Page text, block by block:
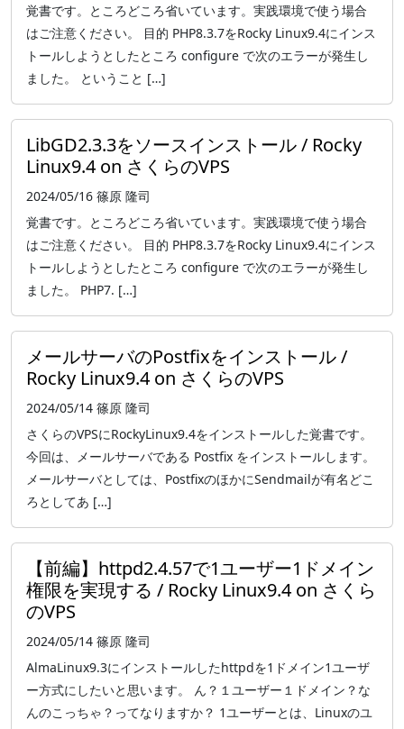
覚書です。ところどころ省いています。実践環境で使う場合
はご注意ください。 目的 PHP8.3.7をRocky Linux9.4にインス
トールしようとしたところ configure で次のエラーが発生し
ました。 ということ […]
LibGD2.3.3をソースインストール / Rocky
Linux9.4 on さくらのVPS
2024/05/16 篠原 隆司
覚書です。ところどころ省いています。実践環境で使う場合
はご注意ください。 目的 PHP8.3.7をRocky Linux9.4にインス
トールしようとしたところ configure で次のエラーが発生し
ました。 PHP7. […]
メールサーバのPostfixをインストール /
Rocky Linux9.4 on さくらのVPS
2024/05/14 篠原 隆司
さくらのVPSにRockyLinux9.4をインストールした覚書です。
今回は、メールサーバである Postfix をインストールします。
メールサーバとしては、PostfixのほかにSendmailが有名どこ
ろとしてあ […]
【前編】httpd2.4.57で1ユーザー1ドメイン
権限を実現する / Rocky Linux9.4 on さくら
のVPS
2024/05/14 篠原 隆司
AlmaLinux9.3にインストールしたhttpdを1ドメイン1ユーザ
ー方式にしたいと思います。 ん？１ユーザー１ドメイン？な
んのこっちゃ？ってなりますか？ 1ユーザーとは、Linuxのユ